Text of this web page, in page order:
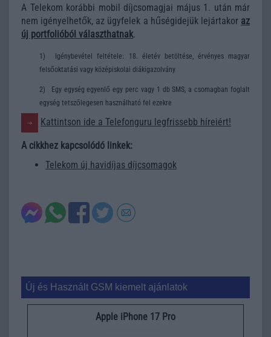
A Telekom korábbi mobil díjcsomagjai május 1. után már
nem igényelhetők, az ügyfelek a hűségidejük lejártakor az
új portfolióból választhatnak.
1)
Igénybevétel feltétele: 18. életév betöltése, érvényes magyar
felsőoktatási vagy középiskolai diákigazolvány
2)
Egy egység egyenlő egy perc vagy 1 db SMS, a csomagban foglalt
egység tetszőlegesen használható fel ezekre
Kattintson ide a Telefonguru legfrissebb híreiért!
A cikkhez kapcsolódó linkek:
Telekom új havidíjas díjcsomagok
Új és Használt GSM kiemelt ajánlatok
Apple iPhone 17 Pro